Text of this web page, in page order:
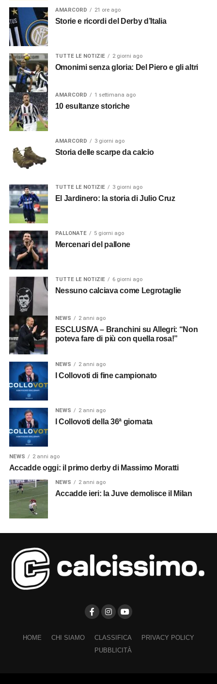
AMARCORD 21 ore ago
Storie e ricordi del Derby d’Italia
TUTTE LE NOTIZIE 2 giorni ago
Omonimi senza gloria: Del Piero e gli altri
AMARCORD 1 settimana ago
10 esultanze storiche
AMARCORD 3 giorni ago
Storia delle scarpe da calcio
TUTTE LE NOTIZIE 3 giorni ago
El Jardinero: la storia di Julio Cruz
PALLONATE 5 giorni ago
Mercenari del pallone
TUTTE LE NOTIZIE 6 giorni ago
Nessuno calciava come Legrotaglie
NEWS 2 anni ago
ESCLUSIVA – Branchini su Allegri: “Non
poteva fare di più con quella rosa!”
NEWS 2 anni ago
I Collovoti di fine campionato
NEWS 2 anni ago
I Collovoti della 36ª giornata
NEWS 2 anni ago
Accadde oggi: il primo derby di Massimo Moratti
NEWS 2 anni ago
Accadde ieri: la Juve demolisce il Milan
HOME CHI SIAMO CLASSIFICA
PRIVACY POLICY
PUBBLICITÀ